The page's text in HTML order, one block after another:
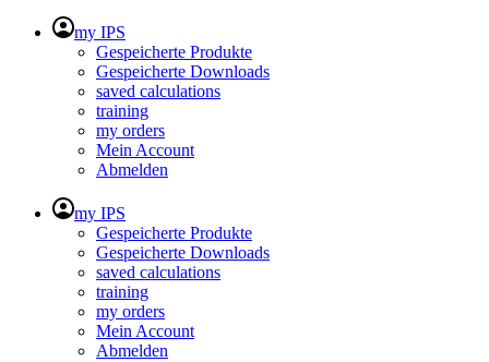
my IPS
Gespeicherte Produkte
Gespeicherte Downloads
saved calculations
training
my orders
Mein Account
Abmelden
my IPS
Gespeicherte Produkte
Gespeicherte Downloads
saved calculations
training
my orders
Mein Account
Abmelden